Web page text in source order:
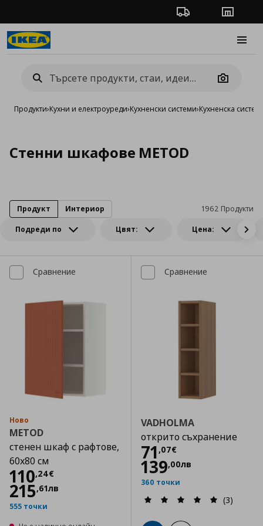
Проследяване на
Camera
Продукти›Кухни и електроуреди›Кухненски системи›Кухненска
Стенни шкафове METOD
Подреди по Цвят: Цена:
1962 Продукти
Продукт Интериор
Сравнение
Ново
METOD
стенен шкаф с рафтове,
60x80 см
110,24€
Цена
215,61лв
555 точки
Сравнение
VADHOLMA
открито съхранение
71 ,07€
Цена
139,00лв
360 точки
(3)